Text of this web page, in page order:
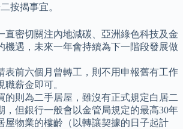
按揭事宜。
直密切關注內地減碳、亞洲綠色科技及金
機遇，未來一年會持續為下一階段發展做
表前六個月曾轉工，則不用申報舊有工作
薪金即可。
的則為二手居屋，雖沒有正式規定白居二
，但銀行一般會以金管局規定的最高30年
屋物業的樓齡（以轉讓契據的日子起計